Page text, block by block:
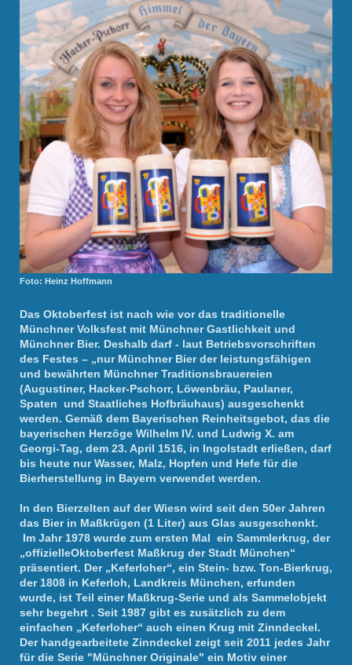
Foto: Heinz Hoffmann
Das Oktoberfest ist nach wie vor das traditionelle
Münchner Volksfest mit Münchner Gastlichkeit und
Münchner Bier. Deshalb darf - laut Betriebsvorschriften
des Festes – „nur Münchner Bier der leistungsfähigen
und bewährten Münchner Traditionsbrauereien
(Augustiner, Hacker-Pschorr, Löwenbräu, Paulaner,
Spaten und Staatliches Hofbräuhaus) ausgeschenkt
werden. Gemäß dem Bayerischen Reinheitsgebot, das die
bayerischen Herzöge Wilhelm IV. und Ludwig X. am
Georgi-Tag, dem 23. April 1516, in Ingolstadt erließen, darf
bis heute nur Wasser, Malz, Hopfen und Hefe für die
Bierherstellung in Bayern verwendet werden.
In den Bierzelten auf der Wiesn wird seit den 50er Jahren
das Bier in Maßkrügen (1 Liter) aus Glas ausgeschenkt.
Im Jahr 1978 wurde zum ersten Mal ein Sammlerkrug, der
„offizielleOktoberfest Maßkrug der Stadt München“
präsentiert. Der „Keferloher“, ein Stein- bzw. Ton-Bierkrug,
der 1808 in Keferloh, Landkreis München, erfunden
wurde, ist Teil einer Maßkrug-Serie und als Sammelobjekt
sehr begehrt . Seit 1987 gibt es zusätzlich zu dem
einfachen „Keferloher“ auch einen Krug mit Zinndeckel.
Der handgearbeitete Zinndeckel zeigt seit 2011 jedes Jahr
für die Serie "Münchner Originale" ein Motiv einer